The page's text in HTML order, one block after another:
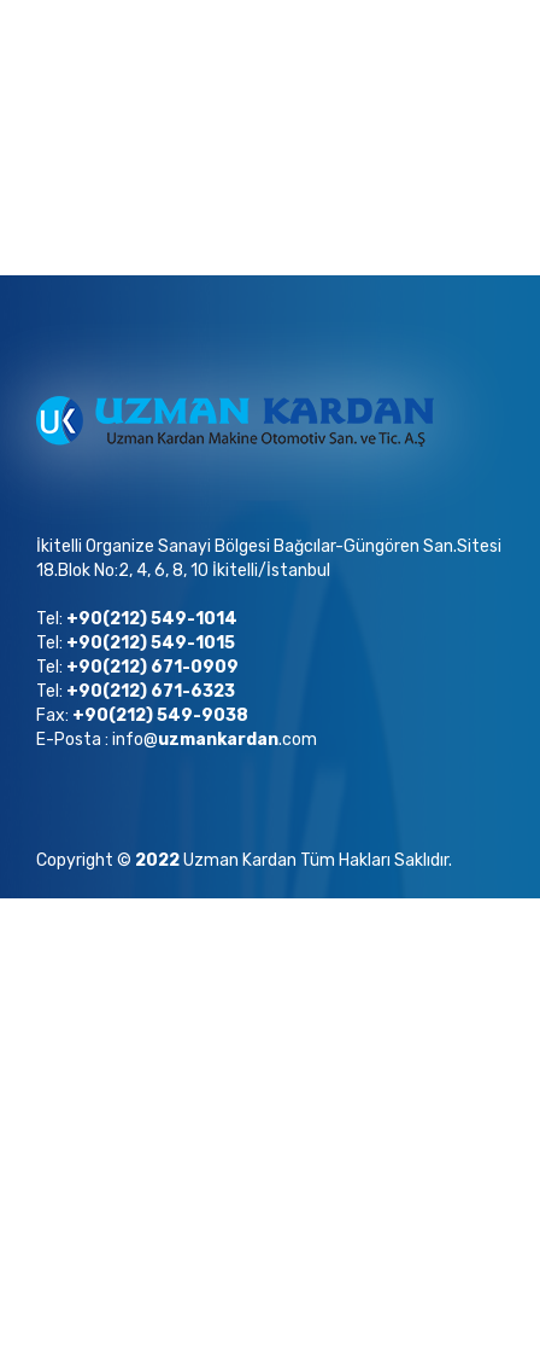
İkitelli Organize Sanayi Bölgesi Bağcılar-Güngören San.Sitesi
18.Blok No:2, 4, 6, 8, 10 İkitelli/İstanbul
Tel: +90(212) 549-1014
Tel: +90(212) 549-1015
Tel: +90(212) 671-0909
Tel: +90(212) 671-6323
Fax: +90(212) 549-9038
E-Posta : info@uzmankardan.com
Copyright © 2022Uzman Kardan Tüm Hakları Saklıdır.